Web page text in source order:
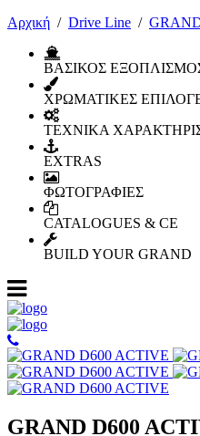
Αρχική / Drive Line /
ΒΑΣΙΚΟΣ
ΧΡΩΜΑΤΙΚΕΣ
ΤΕΧΝΙΚΑ
EXTRAS
ΦΩΤΟΓΡΑΦΙΕΣ
CATALOGUES & CE
BUILD YOUR GRAND
GRAND D600